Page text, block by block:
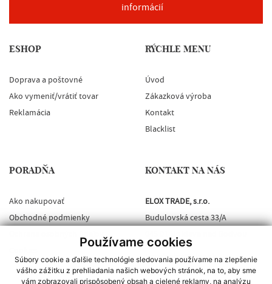
Používame cookies
Súbory cookie a ďalšie technológie sledovania používame na zlepšenie
vášho zážitku z prehliadania našich webových stránok, na to, aby sme
vám zobrazovali prispôsobený obsah a cielené reklamy, na analýzu
informácií
ESHOP
Doprava a poštovné
Ako vymeniť/vrátiť tovar
Reklamácia
RÝCHLE MENU
Úvod
Zákazková výroba
Kontakt
Blacklist
PORADŇA
Ako nakupovať
Obchodné podmienky
Ochrana osobných údajov
KONTAKT NA NÁS
ELOX TRADE, s.r.o.
Budulovská cesta 33/A
045 01 Moldava nad Bodvou
Email:elox@elox.sk
INFORMÁCIE:+421 948 282 773